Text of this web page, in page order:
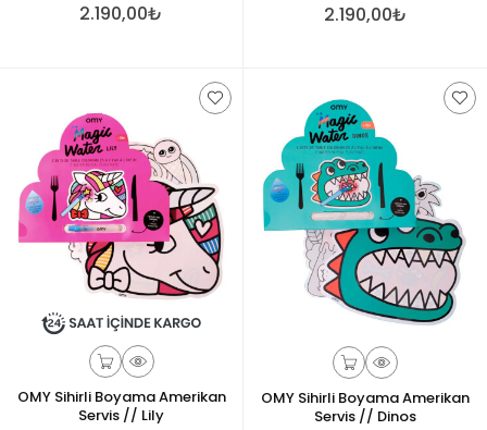
2.190,00₺ 2.190,00₺
OMY Sihirli Boyama Amerikan
Servis // Lily
OMY Sihirli Boyama Amerikan
Servis // Dinos